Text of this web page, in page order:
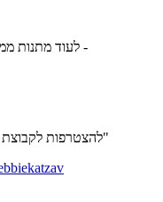
לעוד מתנות ממני - שמסייעות בניהול מידע או בניהול כלכלי -
להצטרפות לקבוצת הפייסבוק "ניהול מידע אישי בעידן הדיגיטלי"